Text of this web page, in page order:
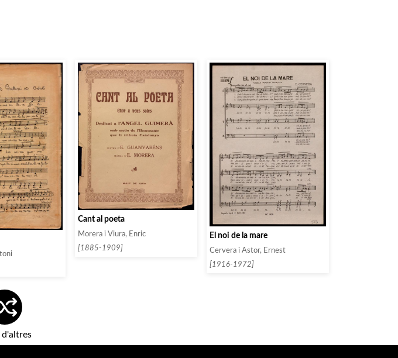
Cant al poeta
Morera i Viura, Enric
[1885-1909]
El noi de la mare
Cervera i Astor, Ernest
[1916-1972]
d'altres